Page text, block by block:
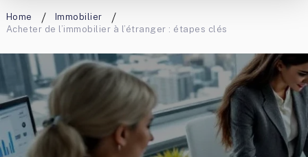
Home
Immobilier
Acheter de l’immobilier à l’étranger : étapes clés